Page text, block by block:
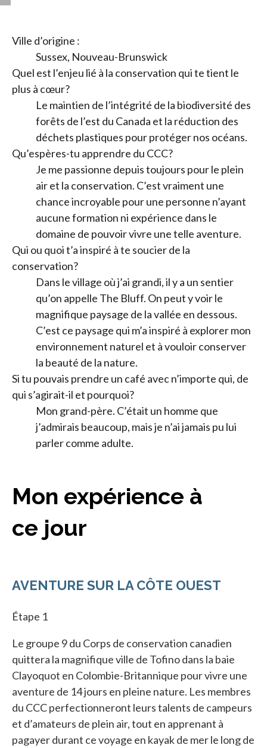
Ville d’origine :
Sussex, Nouveau-Brunswick
Quel est l’enjeu lié à la conservation qui te tient le
plus à cœur?
Le maintien de l’intégrité de la biodiversité des
forêts de l’est du Canada et la réduction des
déchets plastiques pour protéger nos océans.
Qu’espères-tu apprendre du CCC?
Je me passionne depuis toujours pour le plein
air et la conservation. C’est vraiment une
chance incroyable pour une personne n’ayant
aucune formation ni expérience dans le
domaine de pouvoir vivre une telle aventure.
Qui ou quoi t’a inspiré à te soucier de la
conservation?
Dans le village où j’ai grandi, il y a un sentier
qu’on appelle The Bluff. On peut y voir le
magnifique paysage de la vallée en dessous.
C’est ce paysage qui m’a inspiré à explorer mon
environnement naturel et à vouloir conserver
la beauté de la nature.
Si tu pouvais prendre un café avec n’importe qui, de
qui s’agirait-il et pourquoi?
Mon grand-père. C’était un homme que
j’admirais beaucoup, mais je n’ai jamais pu lui
parler comme adulte.
Mon expérience à
ce jour
AVENTURE SUR LA CÔTE OUEST
Étape 1
Le groupe 9 du Corps de conservation canadien
quittera la magnifique ville de Tofino dans la baie
Clayoquot en Colombie-Britannique pour vivre une
aventure de 14 jours en pleine nature. Les membres
du CCC perfectionneront leurs talents de campeurs
et d’amateurs de plein air, tout en apprenant à
pagayer durant ce voyage en kayak de mer le long de